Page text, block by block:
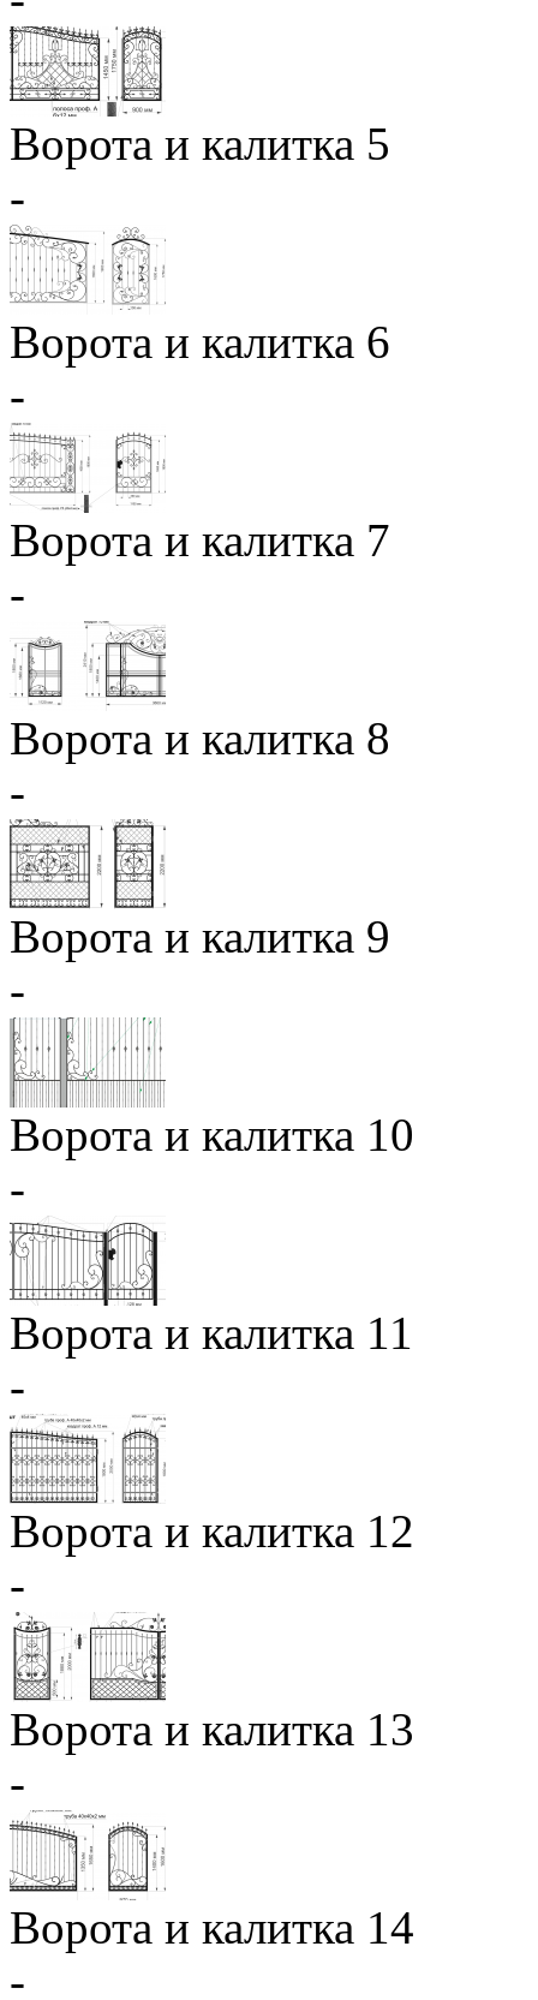
Ворота и калитка 5
-
Ворота и калитка 6
-
Ворота и калитка 7
-
Ворота и калитка 8
-
Ворота и калитка 9
-
Ворота и калитка 10
-
Ворота и калитка 11
-
Ворота и калитка 12
-
Ворота и калитка 13
-
Ворота и калитка 14
-